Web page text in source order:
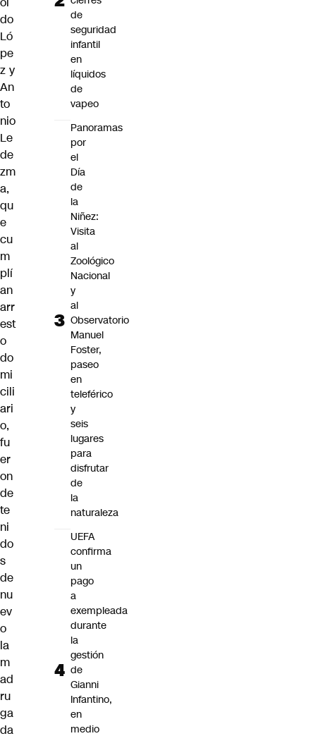
do
Ló
pe
z y
An
to
nio
Le
de
zm
a,
qu
e
cu
m
plí
an
arr
est
o
do
mi
cili
ari
o,
fu
er
on
de
te
ni
do
s
de
nu
ev
o
la
m
ad
ru
ga
da
de
seguridad
infantil
en
líquidos
de
vapeo
Panoramas
por
el
Día
de
la
Niñez:
Visita
al
Zoológico
Nacional
y
al
Observatorio
Manuel
Foster,
paseo
en
teleférico
y
seis
lugares
para
disfrutar
de
la
naturaleza
UEFA
confirma
un
pago
a
exempleada
durante
la
gestión
de
Gianni
Infantino,
en
medio